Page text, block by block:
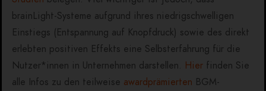
brainLight-Systeme aufgrund ihres niedrigschwelligen
Einstiegs (Entspannung auf Knopfdruck) sowie des direkt
erlebten positiven Effekts eine Selbsterfahrung für die
Nutzer*innen in Unternehmen darstellen. Hier finden Sie
alle Infos zu den teilweise awardprämierten BGM-